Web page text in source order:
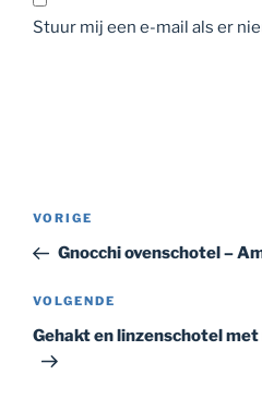
Stuur mij een e-mail als er
Bericht
Vorig
bericht
VORIGE
Gnocchi ovenschotel –
Volgend
bericht
VOLGENDE
Gehakt en linzenschotel met